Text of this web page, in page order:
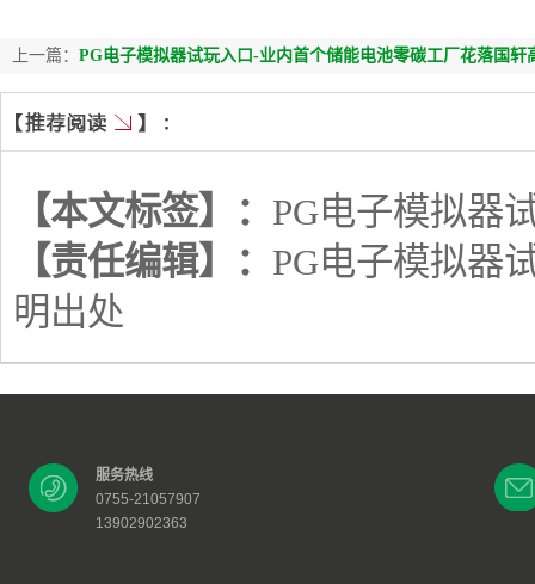
上一篇： PG电子模拟器试玩入口-业内首个储能电池零碳工厂花落国轩
【本文标签】： PG电子模拟器
【责任编辑】： PG电子模拟器
明出处
服务热线
0755-21057907
13902902363